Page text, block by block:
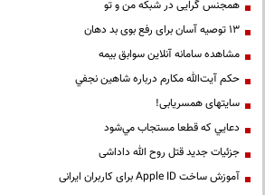
همجنس گرایی در شبکه من و تو
13 توصیه آسان برای رفع بوی بد دهان
مشاهده سامانه آنلاين سوابق بیمه
حكم آيت‌الله مكارم درباره شاهين نجفي
سایتهای همسریابی!
دعايي كه قطعا مستجاب مي‌شود
جزئیات جدید قتل روح الله داداشی
آموزش ساخت Apple ID برای کاربران ایرانی